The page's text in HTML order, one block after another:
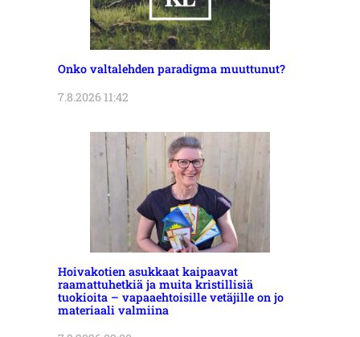
Onko valtalehden paradigma muuttunut?
7.8.2026 11:42
Hoivakotien asukkaat kaipaavat
raamattuhetkiä ja muita kristillisiä
tuokioita – vapaaehtoisille vetäjille on jo
materiaali valmiina